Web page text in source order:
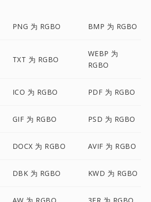
PNG 为 RGBO BMP 为 RGBO
TXT 为 RGBO
WEBP 为
RGBO
ICO 为 RGBO PDF 为 RGBO
GIF 为 RGBO PSD 为 RGBO
DOCX 为 RGBO AVIF 为 RGBO
DBK 为 RGBO KWD 为 RGBO